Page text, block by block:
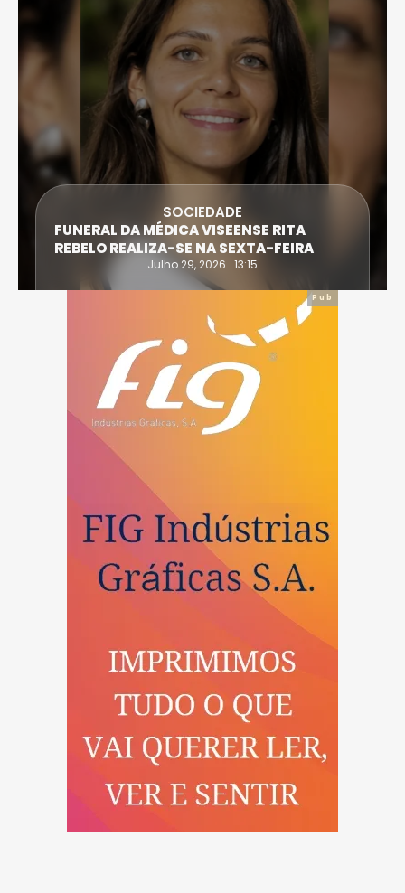
SOCIEDADE
FUNERAL DA MÉDICA VISEENSE RITA
REBELO REALIZA-SE NA SEXTA-FEIRA
Julho 29, 2026 . 13:15
Pub